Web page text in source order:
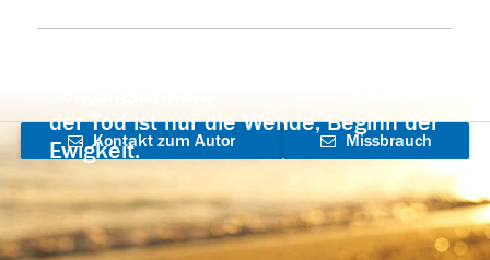
der Tod ist nur die Wende, Beginn der
Ewigkeit.
Kontakt zum Autor
aufnehmen
Missbrauch